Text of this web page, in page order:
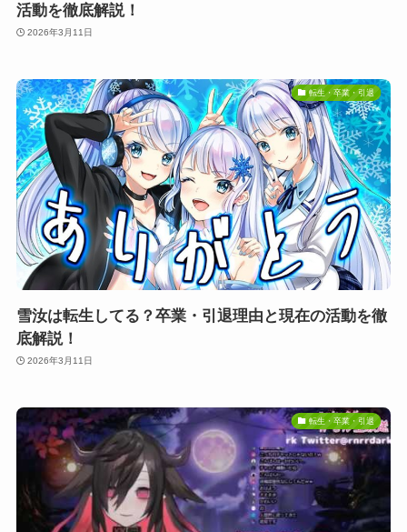
活動を徹底解説！
2026年3月11日
転生・卒業・引退
雪汝は転生してる？卒業・引退理由と現在の活動を徹
底解説！
2026年3月11日
転生・卒業・引退